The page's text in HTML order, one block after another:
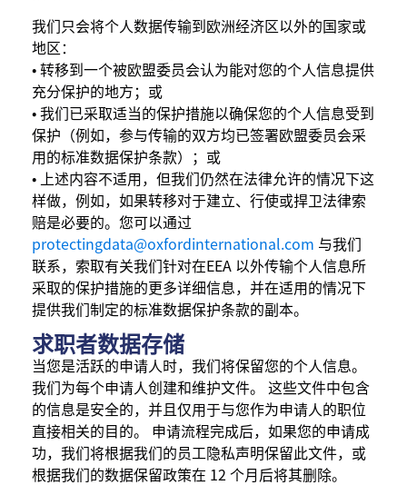
我们只会将个人数据传输到欧洲经济区以外的国家或
地区：
• 转移到一个被欧盟委员会认为能对您的个人信息提供
充分保护的地方；或
• 我们已采取适当的保护措施以确保您的个人信息受到
保护（例如，参与传输的双方均已签署欧盟委员会采
用的标准数据保护条款）；或
• 上述内容不适用，但我们仍然在法律允许的情况下这
样做，例如，如果转移对于建立、行使或捍卫法律索
赔是必要的。您可以通过
protectingdata@oxfordinternational.com 与我们
联系，索取有关我们针对在EEA 以外传输个人信息所
采取的保护措施的更多详细信息，并在适用的情况下
提供我们制定的标准数据保护条款的副本。
求职者数据存储
当您是活跃的申请人时，我们将保留您的个人信息。
我们为每个申请人创建和维护文件。 这些文件中包含
的信息是安全的，并且仅用于与您作为申请人的职位
直接相关的目的。 申请流程完成后，如果您的申请成
功，我们将根据我们的员工隐私声明保留此文件，或
根据我们的数据保留政策在 12 个月后将其删除。